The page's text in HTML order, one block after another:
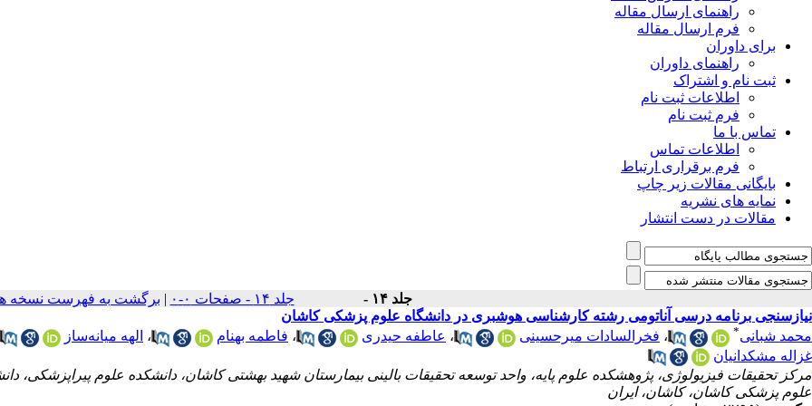
راهنمای ارسال مقاله
فرم ارسال مقاله
برای داوران
راهنمای داوران
ثبت نام و اشتراک
اطلاعات ثبت نام
فرم ثبت نام
تماس با ما
اطلاعات تماس
فرم برقراری ارتباط
بایگانی مقالات زیر چاپ
نمایه های نشریه
مقالات در دست انتشار
جلد ۱۴ - جلد ۱۴ - صفحات ۰-۰ | برگشت به فهرست نسخه
نیازسنجی برنامه درسی آناتومی رشته کارشناسی هوشبری در دانشگاه علوم پزشکی کاشان
محمد شبانی* ، فخرالسادات میرحسینی ، عاطفه حیدری ، فاطمه بهنام ، الهه میانه‌ساز
غزاله مشکدانیان
مرکز تحقیقات فیزیولوژی، پژوهشکده علوم پایه، واحد توسعه تحقیقات بالینی بیمارستان شهید بهشتی کاشان، دانشکده علوم پیراپزشکی،
علوم پزشکی کاشان، کاشان، ایران